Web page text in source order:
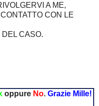
A ME,
CON LE
CASO.
oppure No. Grazie Mille!